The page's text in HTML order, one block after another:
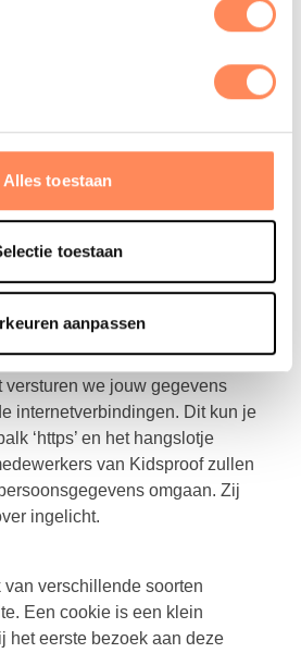
Alles toestaan
toestaan
aanpassen
Persoonsgegevens.
dat je gegevens
Hiertoe nemen wij
niet goed beveiligd zijn of er
misbruik, neem dan contact
veilig te houden, zorgen
met actuele
zoals een virusscanner en
versturen we jouw gegevens
internetverbindingen. Dit kun je
‘https’ en het hangslotje
van Kidsproof zullen
omgaan. Zij
ingelicht.
verschillende soorten
Een cookie is een klein
het eerste bezoek aan deze